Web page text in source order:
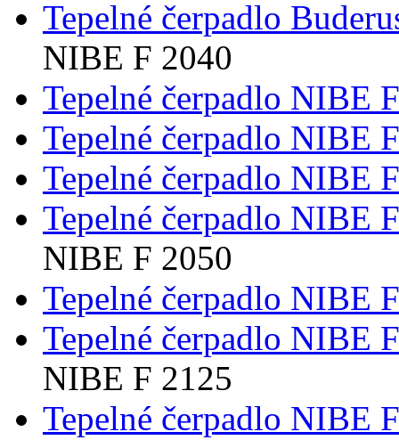
Tepelné čerpadlo
NIBE F 2040
Tepelné čerpadlo NIBE
Tepelné čerpadlo NIBE
Tepelné čerpadlo NIBE
Tepelné čerpadlo NIBE
NIBE F 2050
Tepelné čerpadlo NIBE
Tepelné čerpadlo NIBE
NIBE F 2125
Tepelné čerpadlo NIBE